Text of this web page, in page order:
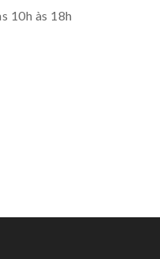
10h às 18h